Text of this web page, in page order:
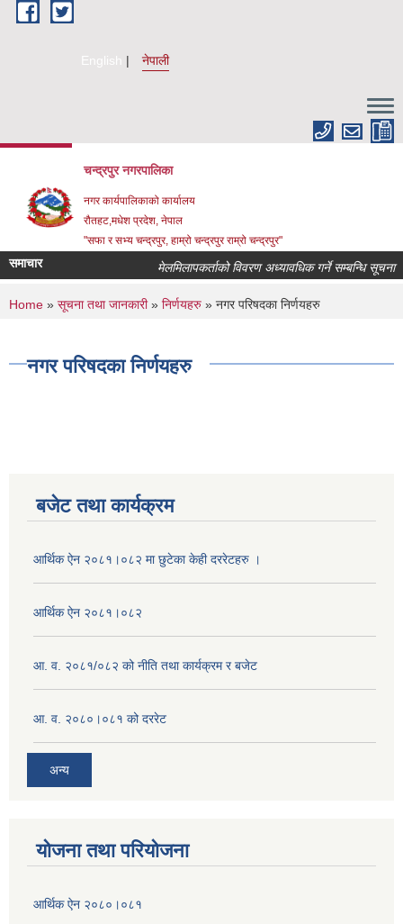
Skip to main content
English नेपाली
चन्द्रपुर नगरपालिका
नगर कार्यपालिकाको कार्यालय
रौतहट,मधेश प्रदेश, नेपाल
"सफा र सभ्य चन्द्रपुर, हाम्रो चन्द्रपुर राम्रो चन्द्रपुर"
समाचार मेलमिलापकर्ताको विवरण अध्यावधिक गर्ने सम्बन्धि सूचना ।
You are here
Home » सूचना तथा जानकारी» निर्णयहरु » नगर परिषदका निर्णयहरु
नगर परिषदका निर्णयहरु
बजेट तथा कार्यक्रम
आर्थिक ऐन २०८१।०८२ मा छुटेका केही दररेटहरु ।
आर्थिक ऐन २०८१।०८२
आ. व. २०८१/०८२ को नीति तथा कार्यक्रम र बजेट
आ. व. २०८०।०८१ को दररेट
अन्य
योजना तथा परियोजना
आर्थिक ऐन २०८०।०८१